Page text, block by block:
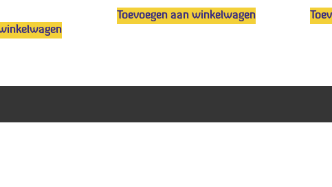
Toevoegen aan winkelwagen